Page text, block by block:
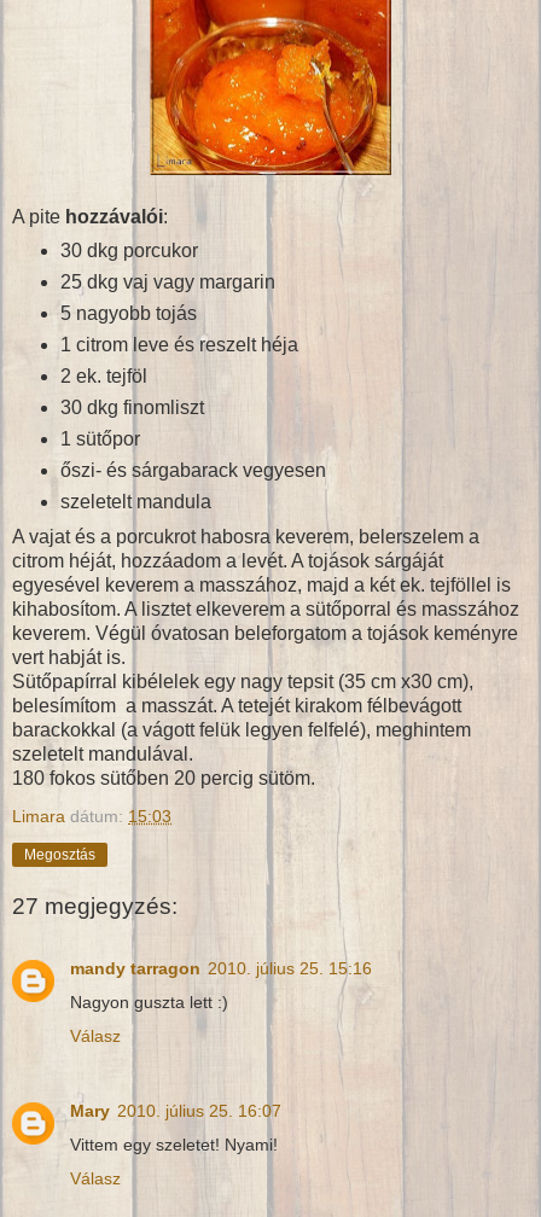
A pite hozzávalói:
30 dkg porcukor
25 dkg vaj vagy margarin
5 nagyobb tojás
1 citrom leve és reszelt héja
2 ek. tejföl
30 dkg finomliszt
1 sütőpor
őszi- és sárgabarack vegyesen
szeletelt mandula
A vajat és a porcukrot habosra keverem, belerszelem a
citrom héját, hozzáadom a levét. A tojások sárgáját
egyesével keverem a masszához, majd a két ek. tejföllel is
kihabosítom. A lisztet elkeverem a sütőporral és masszához
keverem. Végül óvatosan beleforgatom a tojások keményre
vert habját is.
Sütőpapírral kibélelek egy nagy tepsit (35 cm x30 cm),
belesímítom a masszát. A tetejét kirakom félbevágott
barackokkal (a vágott felük legyen felfelé), meghintem
szeletelt mandulával.
180 fokos sütőben 20 percig sütöm.
Limara dátum: 15:03
Megosztás
27 megjegyzés:
mandy tarragon 2010. július 25. 15:16
Nagyon guszta lett :)
Válasz
Mary 2010. július 25. 16:07
Vittem egy szeletet! Nyami!
Válasz